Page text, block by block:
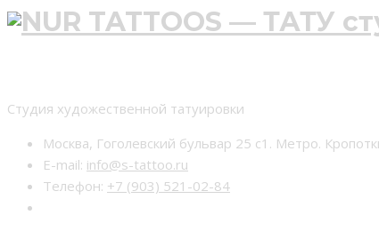
Студия художественной татуировки
Москва, Гоголевский бульвар 25 с1. Метро.
E-mail: info@s-tattoo.ru
Телефон: +7 (903) 521-02-84